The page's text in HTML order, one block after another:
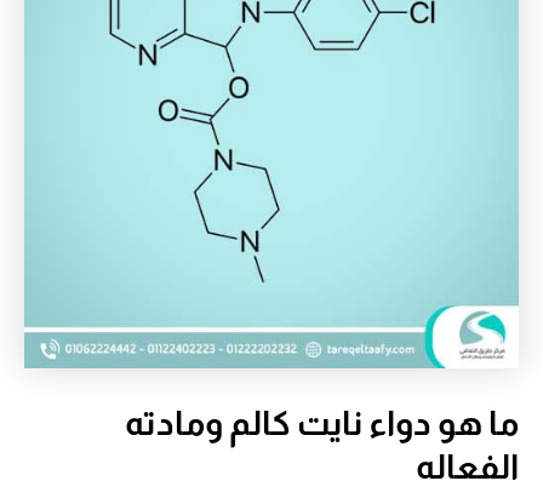
ما هو دواء نايت كالم ومادته
الفعاله